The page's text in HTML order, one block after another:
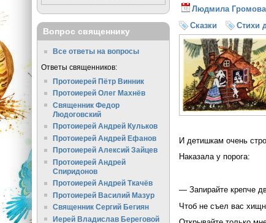
Людмила Громова
Сказки
Стихи
И детишкам очень
Наказала у порога:
― Запирайте крепче
Чтоб не съел вас
Вопрос священнику
Все ответы на вопросы
Ответы священников:
Протоиерей Пётр Винник
Протоиерей Олег Махнёв
Священник Федор
Людоговский
Протоиерей Андрей Кульков
Протоиерей Андрей Ефанов
Протоиерей Алексий Зайцев
Протоиерей Андрей
Спиридонов
Протоиерей Андрей Ткачёв
Протоиерей Василий Мазур
Священник Сергий Бегиян
Иерей Владислав Береговой